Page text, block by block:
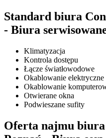
Standard biura
- Biura
Klimatyzacja
Kontrola dostępu
Łącze światłowodowe
Okablowanie elektryczne
Okablowanie
Otwierane okna
Podwieszane sufity
Oferta najmu